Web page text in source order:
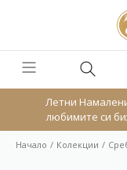
Летни
любимите си
Начало Колекции